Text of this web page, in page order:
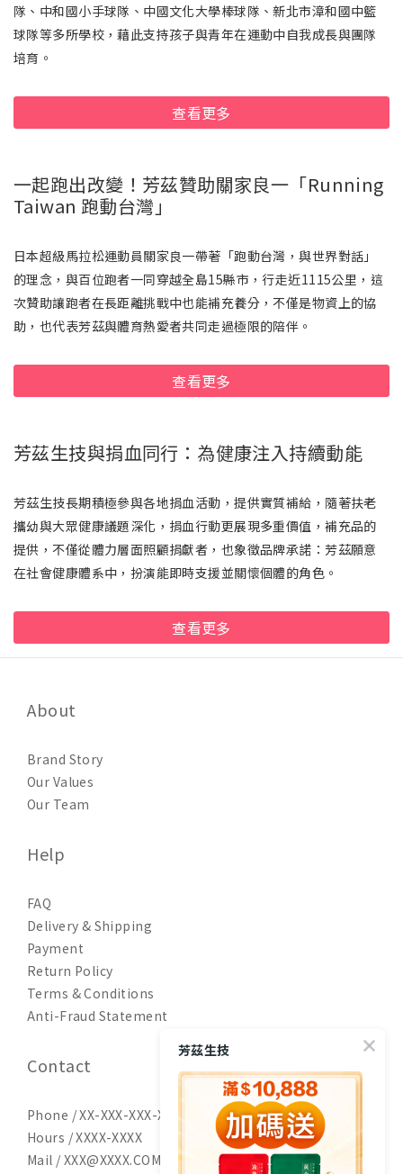
隊、中和國小手球隊、中國文化大學棒球隊、新北市漳和國中籃
球隊等多所學校，藉此支持孩子與青年在運動中自我成長與團隊
培育。
查看更多
一起跑出改變！芳茲贊助關家良一「Running
Taiwan 跑動台灣」
日本超級馬拉松運動員關家良一帶著「跑動台灣，與世界對話」
的理念，與百位跑者一同穿越全島15縣市，行走近1115公里，這
次贊助讓跑者在長距離挑戰中也能補充養分，不僅是物資上的協
助，也代表芳茲與體育熱愛者共同走過極限的陪伴。
查看更多
芳茲生技與捐血同行：為健康注入持續動能
芳茲生技長期積極參與各地捐血活動，提供實質補給，隨著扶老
攜幼與大眾健康議題深化，捐血行動更展現多重價值，補充品的
提供，不僅從體力層面照顧捐獻者，也象徵品牌承諾：芳茲願意
在社會健康體系中，扮演能即時支援並關懷個體的角色。
查看更多
About
Brand Story
Our Values
Our Team
Help
FAQ
Delivery & Shipping
Payment
Return Policy
Terms & Conditions
Anti-Fraud Statement
Contact
Phone / XX-XXX-XXX-XXX
Hours / XXXX-XXXX
Mail / XXX@XXXX.COM
芳茲生技